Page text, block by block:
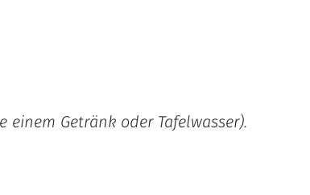
Getränk oder Tafelwasser).